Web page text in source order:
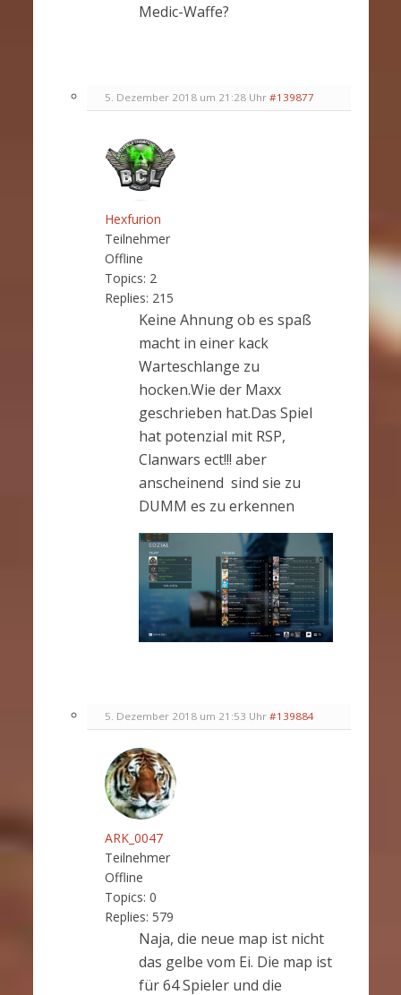
Medic-Waffe?
5. Dezember 2018 um 21:28 Uhr #139877
Hexfurion
Teilnehmer
Offline
Topics: 2
Replies: 215
Keine Ahnung ob es spaß
macht in einer kack
Warteschlange zu
hocken.Wie der Maxx
geschrieben hat.Das Spiel
hat potenzial mit RSP,
Clanwars ect!!! aber
anscheinend sind sie zu
DUMM es zu erkennen
5. Dezember 2018 um 21:53 Uhr #139884
ARK_0047
Teilnehmer
Offline
Topics: 0
Replies: 579
Naja, die neue map ist nicht
das gelbe vom Ei. Die map ist
für 64 Spieler und die